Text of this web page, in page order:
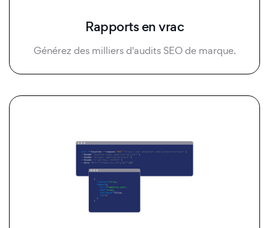
Rapports en vrac
Générez des milliers d'audits SEO de marque.